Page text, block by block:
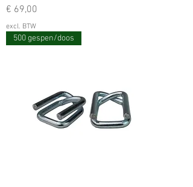
Prijs
€ 69,00
excl. BTW
500 gespen/doos